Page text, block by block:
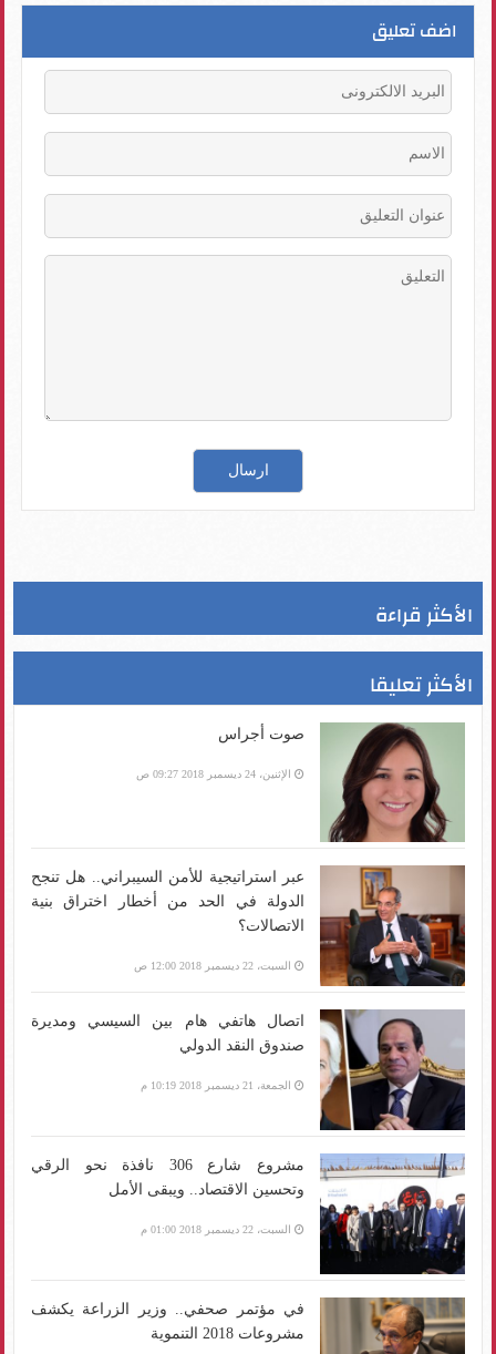
اضف تعليق
الأكثر قراءة
الأكثر تعليقا
صوت أجراس
الإثنين، 24 ديسمبر 2018 09:27 ص
عبر استراتيجية للأمن السيبراني.. هل تنجح
الدولة في الحد من أخطار اختراق بنية
الاتصالات؟
السبت، 22 ديسمبر 2018 12:00 ص
اتصال هاتفي هام بين السيسي ومديرة
صندوق النقد الدولي
الجمعة، 21 ديسمبر 2018 10:19 م
مشروع شارع 306 نافذة نحو الرقي
وتحسين الاقتصاد.. ويبقى الأمل
السبت، 22 ديسمبر 2018 01:00 م
في مؤتمر صحفي.. وزير الزراعة يكشف
مشروعات 2018 التنموية